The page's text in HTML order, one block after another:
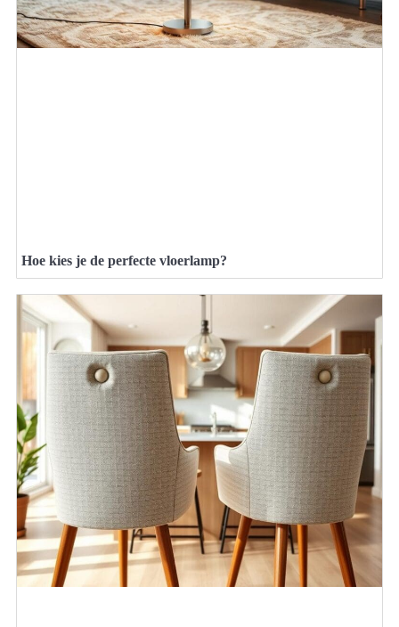
Hoe kies je de perfecte vloerlamp?